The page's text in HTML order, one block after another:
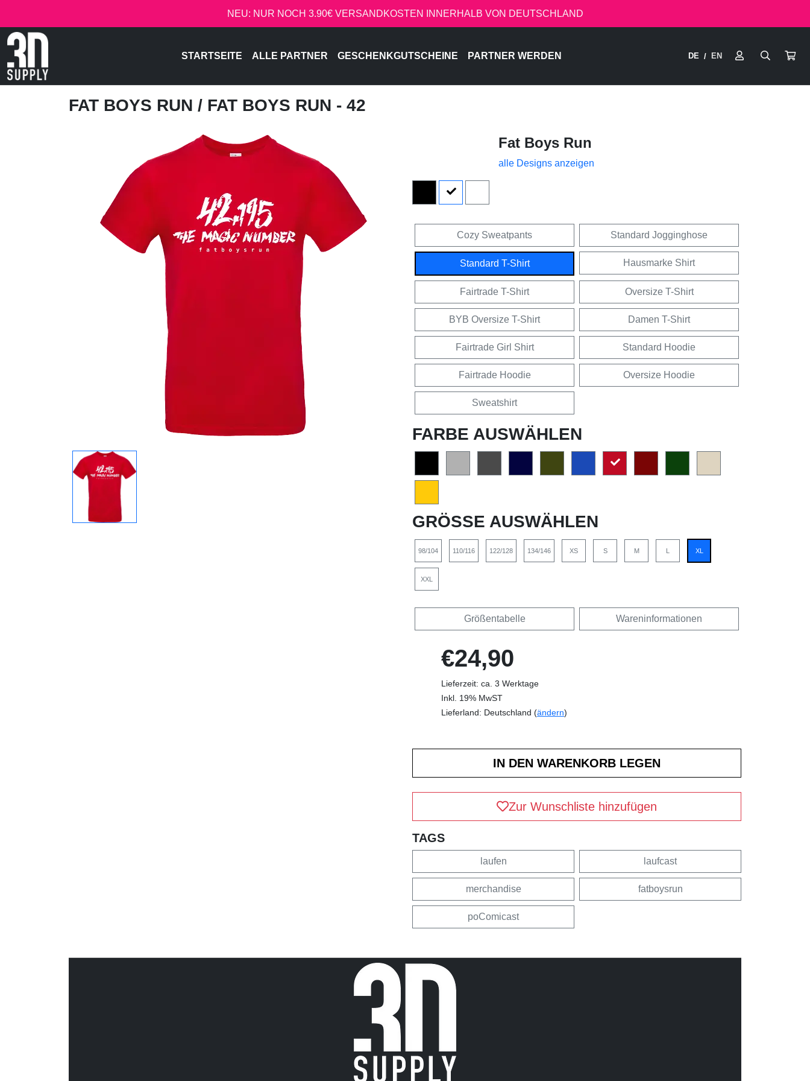
NEU: NUR NOCH 3.90€ VERSANDKOSTEN INNERHALB VON DEUTSCHLAND
STARTSEITE ALLE PARTNER GESCHENKGUTSCHEINE PARTNER WERDEN DE / EN
FAT BOYS RUN / FAT BOYS RUN - 42
Fat Boys Run
alle Designs anzeigen
Cozy Sweatpants Standard Jogginghose
Standard T-Shirt Hausmarke Shirt
Fairtrade T-Shirt Oversize T-Shirt
BYB Oversize T-Shirt Damen T-Shirt
Fairtrade Girl Shirt Standard Hoodie
Fairtrade Hoodie Oversize Hoodie
Sweatshirt
FARBE AUSWÄHLEN
GRÖSSE AUSWÄHLEN
98/104 110/116 122/128 134/146 XS S M L XL
XXL
Größentabelle Wareninformationen
€24,90
Lieferzeit: ca. 3 Werktage
Inkl. 19% MwST
Lieferland: Deutschland (ändern)
Zur Wunschliste hinzufügen
TAGS
laufen laufcast
merchandise fatboysrun
poComicast